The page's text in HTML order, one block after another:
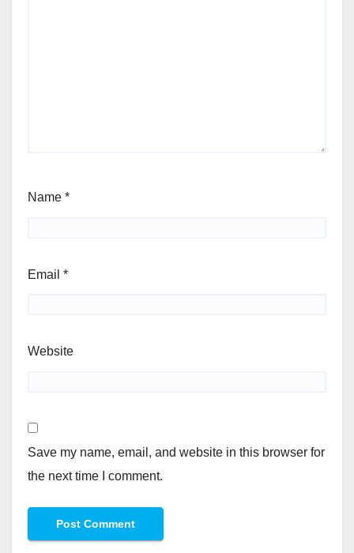
Name *
Email *
Website
Save my name, email, and website in this browser for
the next time I comment.